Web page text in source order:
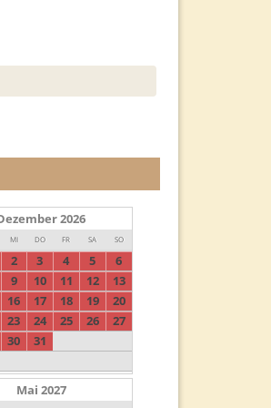
2026
MI DO FR SA SO
2 3 4 5
6
9 10 11 12
13
16 17 18 19
20
23 24 25 26
27
30 31
Mai 2027